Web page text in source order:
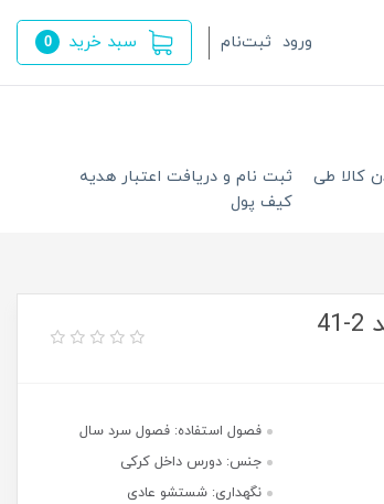
ورود ثبت‌نام سبد خرید 0
کالا طی
ثبت نام و دریافت اعتبار هدیه
کیف پول
فصول استفاده: فصول سرد سال
جنس: دورس داخل کرکی
نگهداری: شستشو عادی